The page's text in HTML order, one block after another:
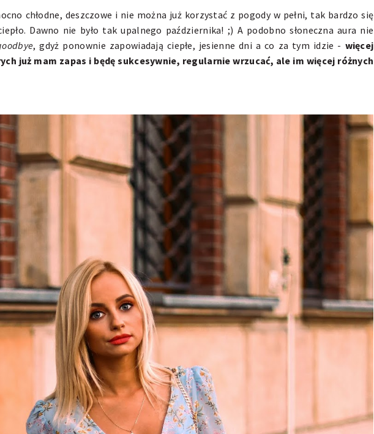
chłodne, deszczowe i nie można już korzystać z pogody w pełni, tak bardzo się
Dawno nie było tak upalnego października! ;) A podobno słoneczna aura nie
, gdyż ponownie zapowiadają ciepłe, jesienne dni a co za tym idzie - więcej
już mam zapas i będę sukcesywnie, regularnie wrzucać, ale im więcej różnych